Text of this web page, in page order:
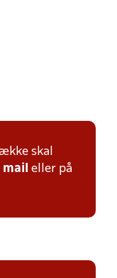
skal
mail eller på